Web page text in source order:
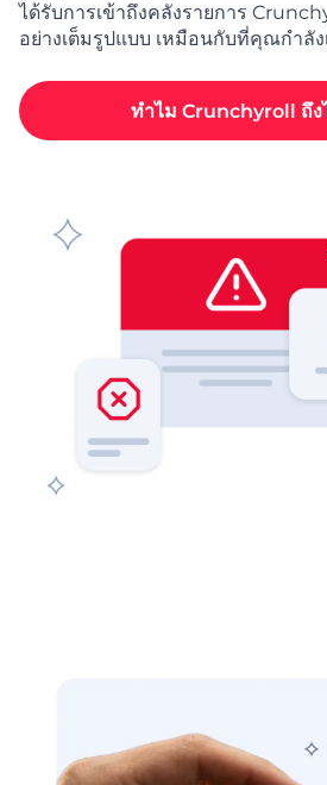
ได้รับการเข้าถึงคลังรายการ
อย่างเต็มรูปแบบ เหมือนกับที่คุณกำลั
ทำไม Crunchyroll ถึง